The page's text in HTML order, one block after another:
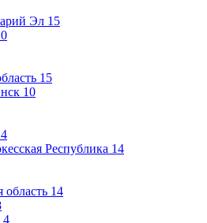
Эл 15
15
10
Республика 14
область 14
4